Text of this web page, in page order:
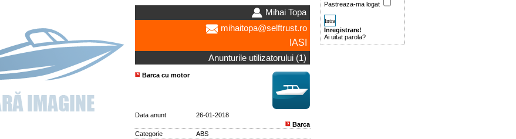
Mihai Topa
mihaitopa@selftrust.ro
IASI
Anunturile utilizatorului (1)
Barca cu motor
Data anunt
26-01-2018
Barca
Categorie
ABS
Pastreaza-ma logat
Inregistrare!
Ai uitat parola?